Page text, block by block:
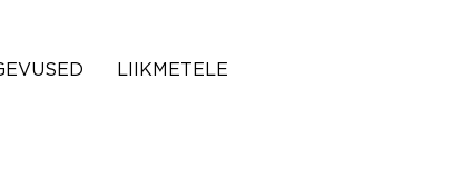
LIIKMETELE